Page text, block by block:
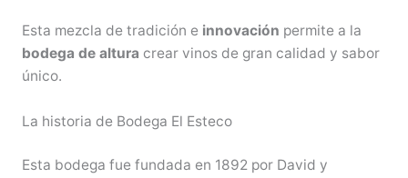
Esta mezcla de tradición e innovación permite a la
bodega de altura crear vinos de gran calidad y sabor
único.
La historia de Bodega El Esteco
Esta bodega fue fundada en 1892 por David y